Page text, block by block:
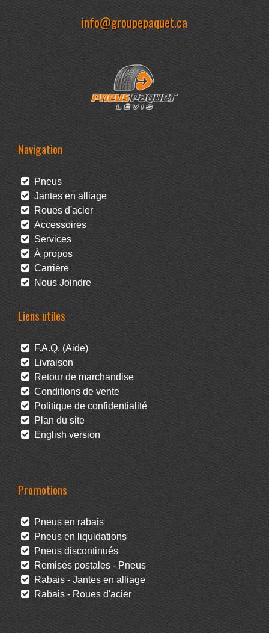
info@groupepaquet.ca
Navigation
Pneus
Jantes en alliage
Roues d'acier
Accessoires
Services
À propos
Carrière
Nous Joindre
Liens utiles
F.A.Q. (Aide)
Livraison
Retour de marchandise
Conditions de vente
Politique de confidentialité
Plan du site
English version
Promotions
Pneus en rabais
Pneus en liquidations
Pneus discontinués
Remises postales - Pneus
Rabais - Jantes en alliage
Rabais - Roues d'acier